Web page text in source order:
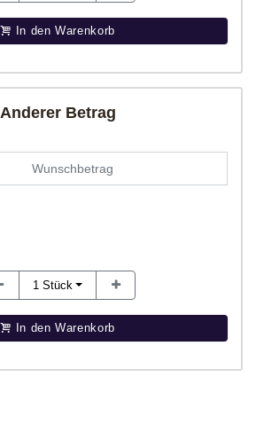
In den Warenkorb
Anderer Betrag
1 Stück
In den Warenkorb